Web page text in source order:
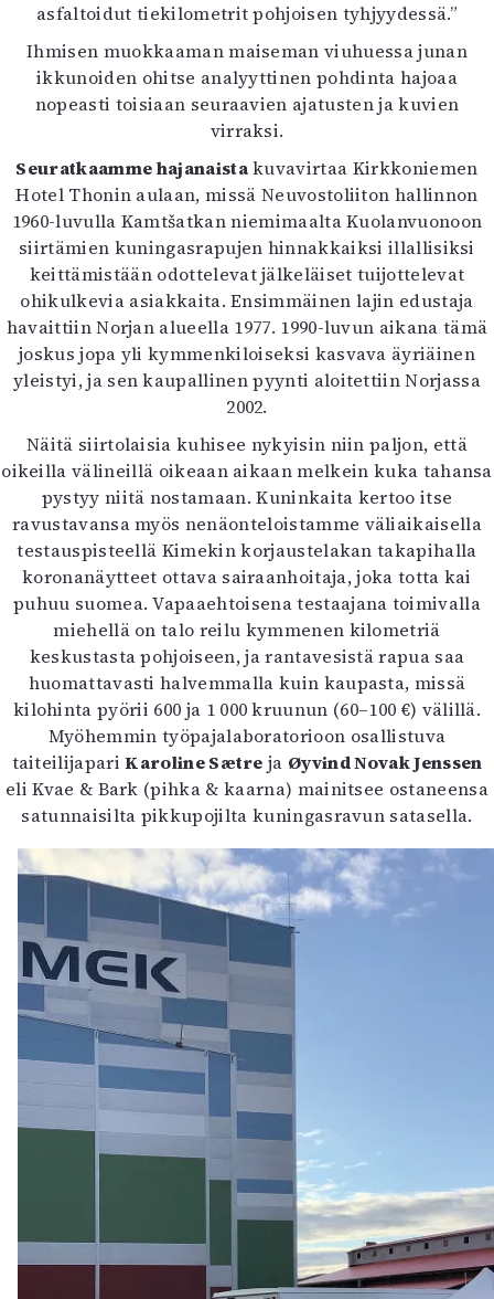
asfaltoidut tiekilometrit pohjoisen tyhjyydessä.”
Ihmisen muokkaaman maiseman viuhuessa junan
ikkunoiden ohitse analyyttinen pohdinta hajoaa
nopeasti toisiaan seuraavien ajatusten ja kuvien
virraksi.
Seuratkaamme hajanaistakuvavirtaa Kirkkoniemen
Hotel Thonin aulaan, missä Neuvostoliiton hallinnon
1960-luvulla Kamtšatkan niemimaalta Kuolanvuonoon
siirtämien kuningasrapujen hinnakkaiksi illallisiksi
keittämistään odottelevat jälkeläiset tuijottelevat
ohikulkevia asiakkaita. Ensimmäinen lajin edustaja
havaittiin Norjan alueella 1977. 1990-luvun aikana tämä
joskus jopa yli kymmenkiloiseksi kasvava äyriäinen
yleistyi, ja sen kaupallinen pyynti aloitettiin Norjassa
2002.
Näitä siirtolaisia kuhisee nykyisin niin paljon, että
oikeilla välineillä oikeaan aikaan melkein kuka tahansa
pystyy niitä nostamaan. Kuninkaita kertoo itse
ravustavansa myös nenäonteloistamme väliaikaisella
testauspisteellä Kimekin korjaustelakan takapihalla
koronanäytteet ottava sairaanhoitaja, joka totta kai
puhuu suomea. Vapaaehtoisena testaajana toimivalla
miehellä on talo reilu kymmenen kilometriä
keskustasta pohjoiseen, ja rantavesistä rapua saa
huomattavasti halvemmalla kuin kaupasta, missä
kilohinta pyörii 600 ja 1 000 kruunun (60–100 €) välillä.
Myöhemmin työpajalaboratorioon osallistuva
taiteilijapariKaroline Sætre ja Øyvind Novak Jenssen
eli Kvae & Bark (pihka & kaarna) mainitsee ostaneensa
satunnaisilta pikkupojilta kuningasravun satasella.